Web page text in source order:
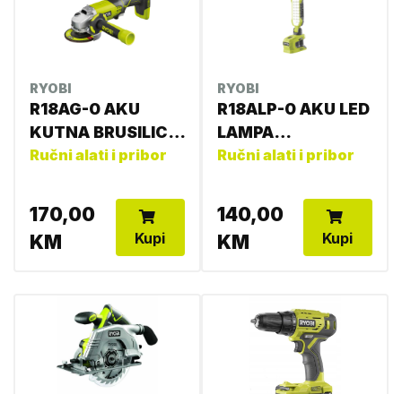
RYOBI
R18AG-0 AKU
KUTNA BRUSILICA
4892210123657
Ručni alati i pribor
170,00
KM
Kupi
RYOBI
R18ALP-0 AKU LED
LAMPA
5133004424
Ručni alati i pribor
140,00
KM
Kupi